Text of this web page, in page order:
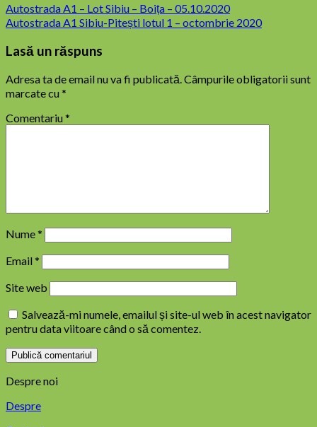
Autostrada A1 – Lot Sibiu – Boița – 05.10.2020
Autostrada A1 Sibiu-Pitești lotul 1 – octombrie 2020
Lasă un răspuns
Adresa ta de email nu va fi publicată.Câmpurile obligatorii sunt
marcate cu*
Comentariu*
Nume*
Email*
Site web
Salvează-mi numele, emailul și site-ul web în acest navigator
pentru data viitoare când o să comentez.
Despre noi
Despre